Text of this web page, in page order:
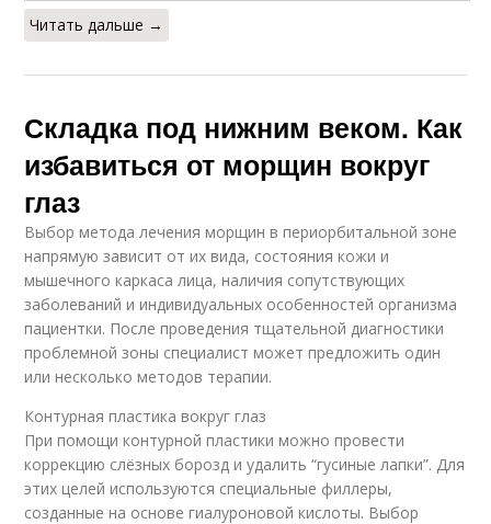
Читать дальше →
Складка под нижним веком. Как
избавиться от морщин вокруг
глаз
Выбор метода лечения морщин в периорбитальной зоне
напрямую зависит от их вида, состояния кожи и
мышечного каркаса лица, наличия сопутствующих
заболеваний и индивидуальных особенностей организма
пациентки. После проведения тщательной диагностики
проблемной зоны специалист может предложить один
или несколько методов терапии.
Контурная пластика вокруг глаз
При помощи контурной пластики можно провести
коррекцию слёзных борозд и удалить “гусиные лапки”. Для
этих целей используются специальные филлеры,
созданные на основе гиалуроновой кислоты. Выбор